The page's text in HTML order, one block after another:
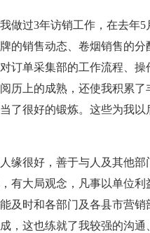
做过3年访销工作，在去年5
的销售动态、卷烟销售的分
订单采集部的工作流程、操
历上的成熟，还使我积累了
了很好的锻炼。这些为我以
缘很好，善于与人及其他部
有大局观念，凡事以单位利
及时和各部门及各县市营销
，这也练就了我较强的沟通